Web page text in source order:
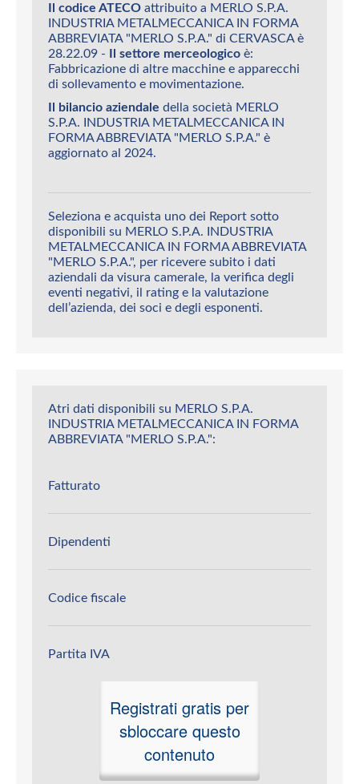
Il codice ATECO attribuito a MERLO S.P.A.
INDUSTRIA METALMECCANICA IN FORMA
ABBREVIATA "MERLO S.P.A." di CERVASCA è
28.22.09 - Il settore merceologico è:
Fabbricazione di altre macchine e apparecchi
di sollevamento e movimentazione.
Il bilancio aziendale della società MERLO
S.P.A. INDUSTRIA METALMECCANICA IN
FORMA ABBREVIATA "MERLO S.P.A." è
aggiornato al 2024.
Seleziona e acquista uno dei Report sotto
disponibili su MERLO S.P.A. INDUSTRIA
METALMECCANICA IN FORMA ABBREVIATA
"MERLO S.P.A.", per ricevere subito i dati
aziendali da visura camerale, la verifica degli
eventi negativi, il rating e la valutazione
dell’azienda, dei soci e degli esponenti.
Atri dati disponibili su MERLO S.P.A.
INDUSTRIA METALMECCANICA IN FORMA
ABBREVIATA "MERLO S.P.A.":
Fatturato
Dipendenti
Codice fiscale
Partita IVA
Registrati gratis per
sbloccare questo
contenuto